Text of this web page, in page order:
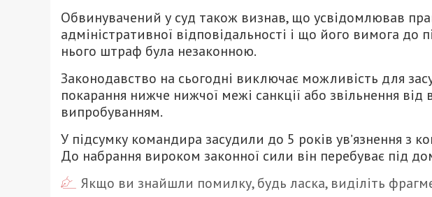
Обвинувачений у суд також визнав, що усвідомлював
адміністративної відповідальності і що його вимога до
нього штраф була незаконною.
Законодавство на сьогодні виключає можливість для
покарання нижче нижчої межі санкції або звільнення від
випробуванням.
У підсумку командира засудили до 5 років увʼязнення з
До набрання вироком законної сили він перебуває під
Якщо ви знайшли помилку, будь ласка, виділіть